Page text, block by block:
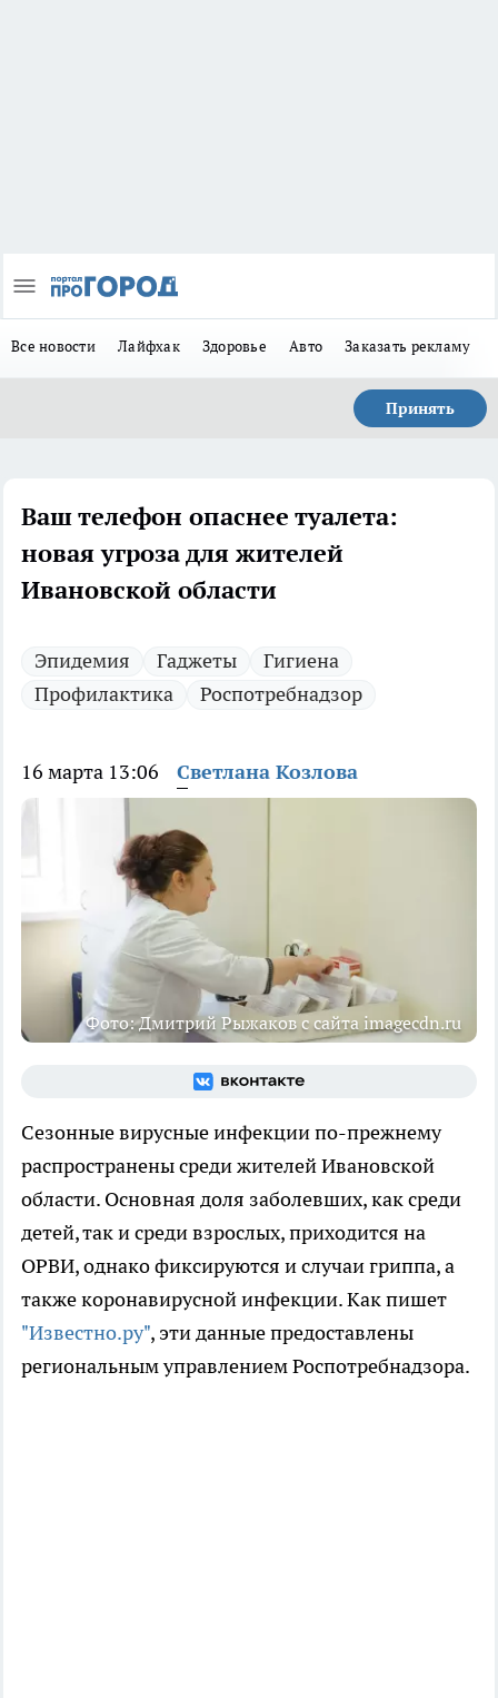
Все новости Лайфхак Здоровье Авто Заказать рекламу
Принять
Ваш телефон опаснее туалета:
новая угроза для жителей
Ивановской области
Эпидемия Гаджеты
Гигиена
Профилактика
Роспотребнадзор
16 марта 13:06 Светлана Козлова
Фото: Дмитрий Рыжаков с сайта imagecdn.ru
Сезонные вирусные инфекции по-прежнему
распространены среди жителей Ивановской
области. Основная доля заболевших, как среди
детей, так и среди взрослых, приходится на
ОРВИ, однако фиксируются и случаи гриппа, а
также коронавирусной инфекции. Как пишет
"Известно.ру", эти данные предоставлены
региональным управлением Роспотребнадзора.